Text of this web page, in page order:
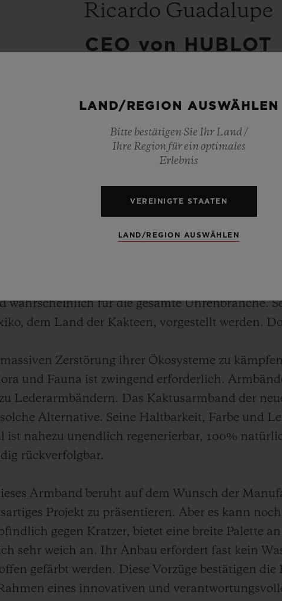
Ricardo Guadalupe
CEO von HUBLOT
über das ganze Land: Mexiko ist seit
sich der Marke mit großer Begeisterung und
Bang, die speziell für den Uhrensalon SIAR
der vom 17. bis 19. Oktober in Mexico City
Gehäuse bis zum Armband!
doppelten Verbeugung gleich: Ausnahmsweise
Armband: Der Kautschukkern ist mit einer
wahrscheinlich für die gesamte Uhrenbranche.
dem Land der Kakteen, vorgestellt werden.
Zerstörung ihrer Ökosysteme zu
und Fauna ist zwingend erforderlich.
Lederarmbändern. Das Kaktusarmband der
Alternative. Seine Haltbarkeit, Farbe und
ist nahezu unendlich regenerierbar, 100%
rückverfolgbar.
Armband beruht auf dem Wunsch der
Projekt zu präsentieren. Aber es kann
gegen Kratzer, bietet eine breite Palette
sehr weich an. Ihr Anbau erfordert fast kein
gefärbt werden. Diese Vorzüge bestätigen
eines innovativen und
LAND/REGION AUSWÄHLEN
Bitte bestätigen Sie Ihr Land /
Ihre Region für ein optimales
Erlebnis
VEREINIGTE STAATEN
LAND/REGION AUSWÄHLEN